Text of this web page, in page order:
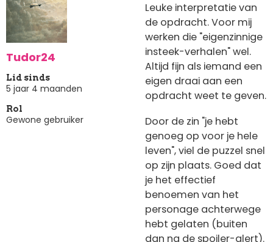
Tudor24
Lid sinds
5 jaar 4 maanden
Rol
Gewone gebruiker
Leuke interpretatie van
de opdracht. Voor mij
werken die "eigenzinnige
insteek-verhalen" wel.
Altijd fijn als iemand een
eigen draai aan een
opdracht weet te geven.
Door de zin "je hebt
genoeg op voor je hele
leven", viel de puzzel snel
op zijn plaats. Goed dat
je het effectief
benoemen van het
personage achterwege
hebt gelaten (buiten
dan na de spoiler-alert).